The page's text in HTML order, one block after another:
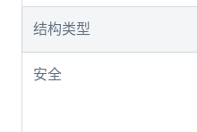
结构类型
安全